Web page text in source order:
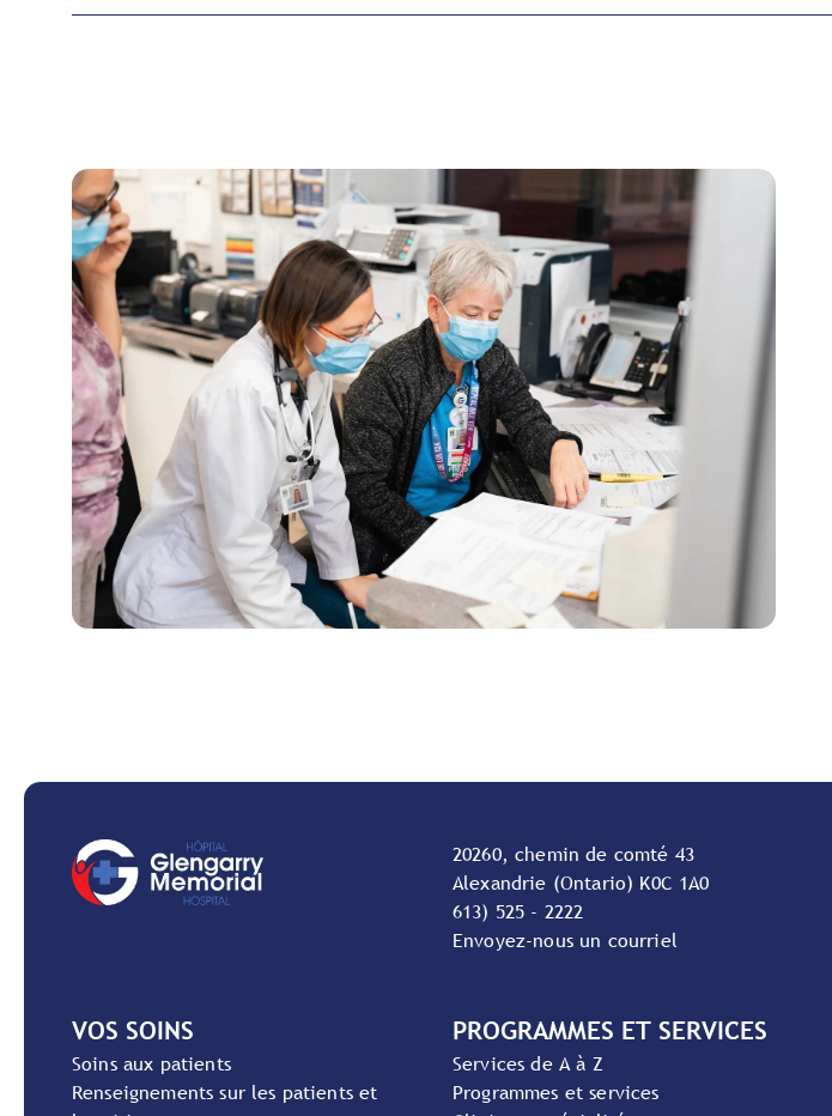
20260, chemin de comté 43
Alexandrie (Ontario) K0C 1A0
613) 525 - 2222
Envoyez-nous un courriel
VOS SOINS
Soins aux patients
Renseignements sur les patients et
PROGRAMMES ET SERVICES
Services de A à Z
Programmes et services